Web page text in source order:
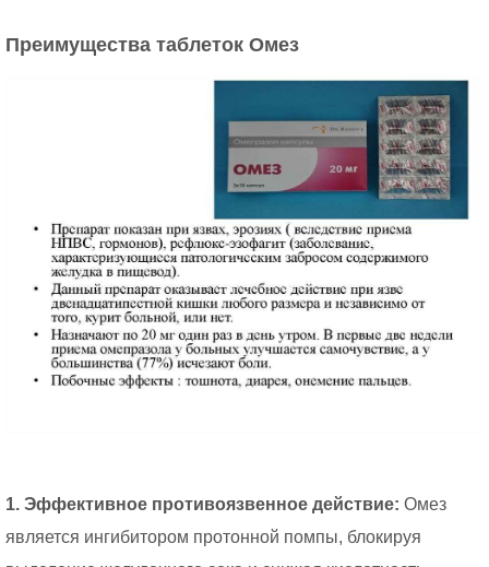
Преимущества таблеток Омез
1. Эффективное противоязвенное действие: Омез
является ингибитором протонной помпы, блокируя